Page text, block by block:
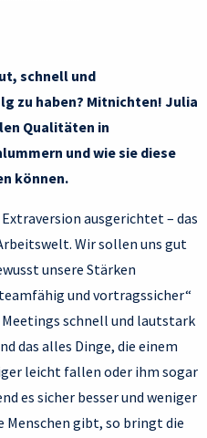
schnell und
zu haben? Mitnichten! Julia
Qualitäten in
und wie sie diese
können.
ausgerichtet – das
Wir sollen uns gut
unsere Stärken
und vortragssicher“
Meetings schnell und lautstark
das alles Dinge, die einem
leicht fallen oder ihm sogar
es sicher besser und weniger
gibt, so bringt die